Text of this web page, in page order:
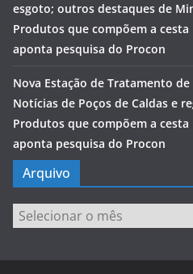
esgoto; outros destaques de
Produtos que compõem a cesta
aponta pesquisa do Procon
Nova Estação de Tratamento
Notícias de Poços de Caldas e
Produtos que compõem a cesta
aponta pesquisa do Procon
Arquivo
Arquivo